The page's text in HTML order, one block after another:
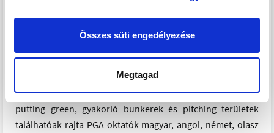
Összes süti engedélyezése
Megtagad
Ausztriából, Németországból, Skandináv országokból. A
alkalmas arra, hogy nemzetközi, világszínvonalú
versenyeknek is otthont adjon. A DRIVING RANGE 12 fedett
és 40 nyílt gyakorló állással rendelkezik, továbbá 18 lyukú
putting green, gyakorló bunkerek és pitching területek
találhatóak rajta PGA oktatók magyar, angol, német, olasz